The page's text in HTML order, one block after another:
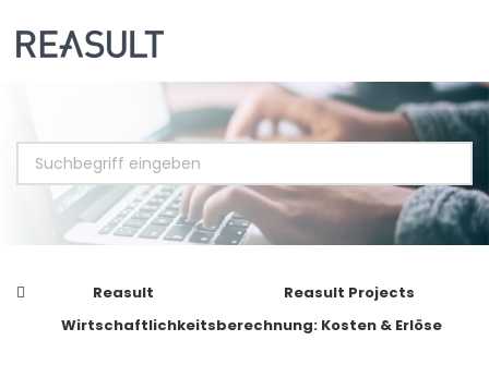
Reasult
Reasult Projects
Wirtschaftlichkeitsberechnung: Kosten & Erlöse